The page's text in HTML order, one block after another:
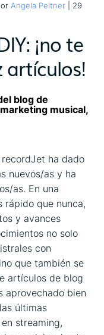
Angela Peltner | 29
¡no te
artículos!
blog de
musical,
recordJet ha dado
nuevos/as y ha
as. En una
rápido que nunca,
y avances
no solo
con
que también se
artículos de blog
aprovechado bien
últimas
streaming,